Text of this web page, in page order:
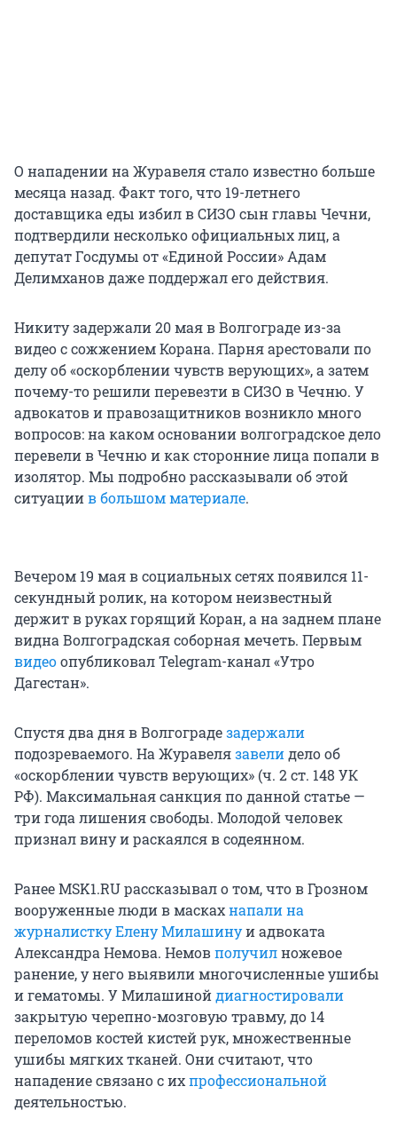
О нападении на Журавеля стало известно больше
месяца назад. Факт того, что 19-летнего
доставщика еды избил в СИЗО сын главы Чечни,
подтвердили несколько официальных лиц, а
депутат Госдумы от «Единой России» Адам
Делимханов даже поддержал его действия.
Никиту задержали 20 мая в Волгограде из-за
видео с сожжением Корана. Парня арестовали по
делу об «оскорблении чувств верующих», а затем
почему-то решили перевезти в СИЗО в Чечню. У
адвокатов и правозащитников возникло много
вопросов: на каком основании волгоградское дело
перевели в Чечню и как сторонние лица попали в
изолятор. Мы подробно рассказывали об этой
ситуациив большом материале.
Вечером 19 мая в социальных сетях появился 11-
секундный ролик, на котором неизвестный
держит в руках горящий Коран, а на заднем плане
видна Волгоградская соборная мечеть. Первым
видеоопубликовал Telegram-канал «Утро
Дагестан».
Спустя два дня в Волгоградезадержали
подозреваемого. На Журавелязавелидело об
«оскорблении чувств верующих» (ч. 2 ст. 148 УК
РФ). Максимальная санкция по данной статье —
три года лишения свободы. Молодой человек
признал вину и раскаялся в содеянном.
Ранее MSK1.RU рассказывал о том, что в Грозном
вооруженные люди в маскахнапали на
журналистку Елену Милашинуи адвоката
Александра Немова. Немовполучилножевое
ранение, у него выявили многочисленные ушибы
и гематомы. У Милашинойдиагностировали
закрытую черепно-мозговую травму, до 14
переломов костей кистей рук, множественные
ушибы мягких тканей. Они считают, что
нападение связано с ихпрофессиональной
деятельностью.